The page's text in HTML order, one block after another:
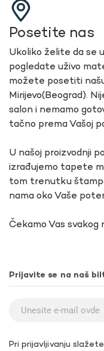
Posetite nas
Ukoliko želite da se
pogledate uživo
možete posetiti
Mirijevo(Beograd).
salon i nemamo
tačno prema Vašoj
U našoj proizvodnji
izrađujemo tapete
tom trenutku
nama oko Vaše
Čekamo Vas svakog
Prijavite se na naš
Pri prijavljivanju